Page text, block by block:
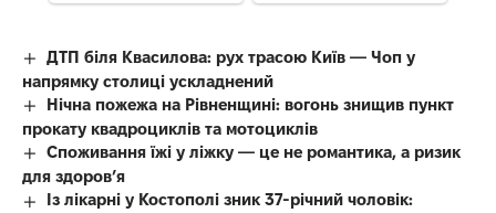
ДТП біля Квасилова: рух трасою Київ — Чоп у
напрямку столиці ускладнений
Нічна пожежа на Рівненщині: вогонь знищив пункт
прокату квадроциклів та мотоциклів
Споживання їжі у ліжку — це не романтика, а ризик
для здоров’я
Із лікарні у Костополі зник 37-річний чоловік: